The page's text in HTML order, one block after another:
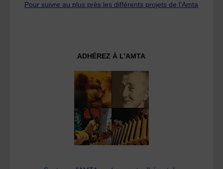
Pour suivre au plus près les différents projets de l’Amta
ADHÉREZ À L’AMTA